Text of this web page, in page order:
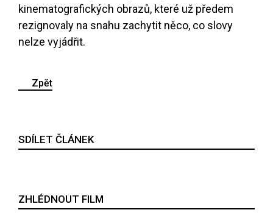
kinematografických obrazů, které už předem
rezignovaly na snahu zachytit něco, co slovy
nelze vyjádřit.
Zpět
SDÍLET ČLÁNEK
ZHLÉDNOUT FILM